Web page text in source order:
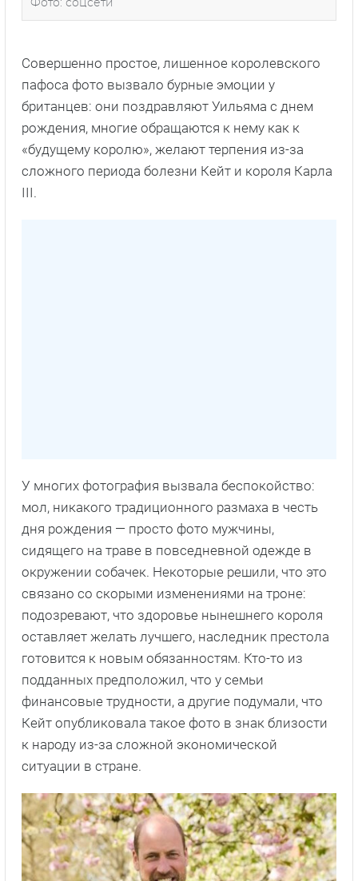
Фото: соцсети
Совершенно простое, лишенное королевского
пафоса фото вызвало бурные эмоции у
британцев: они поздравляют Уильяма с днем
рождения, многие обращаются к нему как к
«будущему королю», желают терпения из-за
сложного периода болезни Кейт и короля Карла
III.
У многих фотография вызвала беспокойство:
мол, никакого традиционного размаха в честь
дня рождения — просто фото мужчины,
сидящего на траве в повседневной одежде в
окружении собачек. Некоторые решили, что это
связано со скорыми изменениями на троне:
подозревают, что здоровье нынешнего короля
оставляет желать лучшего, наследник престола
готовится к новым обязанностям. Кто-то из
подданных предположил, что у семьи
финансовые трудности, а другие подумали, что
Кейт опубликовала такое фото в знак близости
к народу из-за сложной экономической
ситуации в стране.